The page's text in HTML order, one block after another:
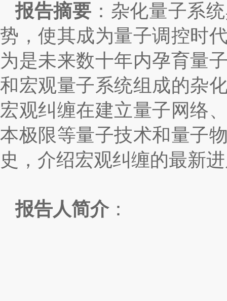
报告摘要 ： 杂化量子系
势，使其成为量子调控时
为是未来数十年内孕育量
和宏观量子系统组成的杂
宏观纠缠在建立量子网络
本极限等量子技术和量子
史，介绍宏观纠缠的最新
报告人简介：